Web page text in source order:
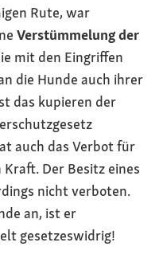
Rute, war
Verstümmelung der
mit den Eingriffen
die Hunde auch ihrer
das kupieren der
auch das Verbot für
Der Besitz eines
nicht verboten.
an, ist er
gesetzeswidrig!